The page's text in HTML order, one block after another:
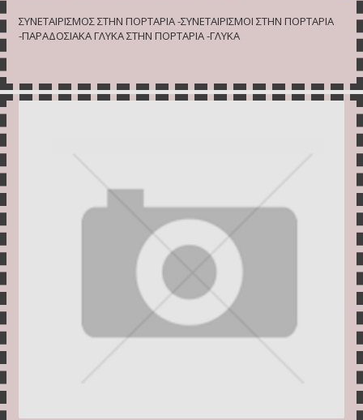
ΣΥΝΕΤΑΙΡΙΣΜΟΣ ΣΤΗΝ ΠΟΡΤΑΡΙΑ -ΣΥΝΕΤΑΙΡΙΣΜΟΙ ΣΤΗΝ ΠΟΡΤΑΡΙΑ
-ΠΑΡΑΔΟΣΙΑΚΑ ΓΛΥΚΑ ΣΤΗΝ ΠΟΡΤΑΡΙΑ -ΓΛΥΚΑ